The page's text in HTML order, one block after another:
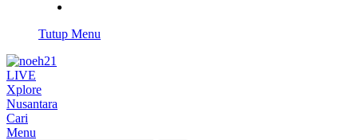
Tutup Menu
LIVE
Xplore
Nusantara
Cari
Menu